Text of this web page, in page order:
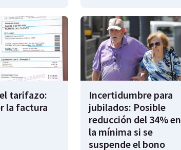
tarifazo:
la factura
Incertidumbre para
jubilados: Posible
reducción del 34% en
la mínima si se
suspende el bono